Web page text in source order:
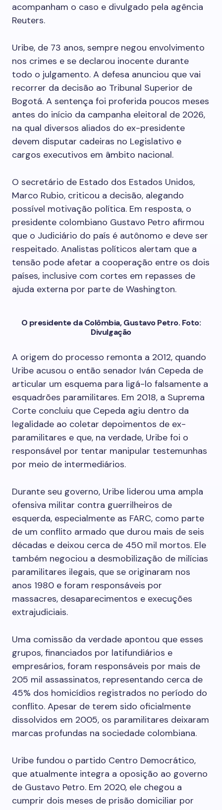
acompanham o caso e divulgado pela agência
Reuters.
Uribe, de 73 anos, sempre negou envolvimento
nos crimes e se declarou inocente durante
todo o julgamento. A defesa anunciou que vai
recorrer da decisão ao Tribunal Superior de
Bogotá. A sentença foi proferida poucos meses
antes do início da campanha eleitoral de 2026,
na qual diversos aliados do ex-presidente
devem disputar cadeiras no Legislativo e
cargos executivos em âmbito nacional.
O secretário de Estado dos Estados Unidos,
Marco Rubio, criticou a decisão, alegando
possível motivação política. Em resposta, o
presidente colombiano Gustavo Petro afirmou
que o Judiciário do país é autônomo e deve ser
respeitado. Analistas políticos alertam que a
tensão pode afetar a cooperação entre os dois
países, inclusive com cortes em repasses de
ajuda externa por parte de Washington.
O presidente da Colômbia, Gustavo Petro. Foto:
Divulgação
A origem do processo remonta a 2012, quando
Uribe acusou o então senador Iván Cepeda de
articular um esquema para ligá-lo falsamente a
esquadrões paramilitares. Em 2018, a Suprema
Corte concluiu que Cepeda agiu dentro da
legalidade ao coletar depoimentos de ex-
paramilitares e que, na verdade, Uribe foi o
responsável por tentar manipular testemunhas
por meio de intermediários.
Durante seu governo, Uribe liderou uma ampla
ofensiva militar contra guerrilheiros de
esquerda, especialmente as FARC, como parte
de um conflito armado que durou mais de seis
décadas e deixou cerca de 450 mil mortos. Ele
também negociou a desmobilização de milícias
paramilitares ilegais, que se originaram nos
anos 1980 e foram responsáveis por
massacres, desaparecimentos e execuções
extrajudiciais.
Uma comissão da verdade apontou que esses
grupos, financiados por latifundiários e
empresários, foram responsáveis por mais de
205 mil assassinatos, representando cerca de
45% dos homicídios registrados no período do
conflito. Apesar de terem sido oficialmente
dissolvidos em 2005, os paramilitares deixaram
marcas profundas na sociedade colombiana.
Uribe fundou o partido Centro Democrático,
que atualmente integra a oposição ao governo
de Gustavo Petro. Em 2020, ele chegou a
cumprir dois meses de prisão domiciliar por